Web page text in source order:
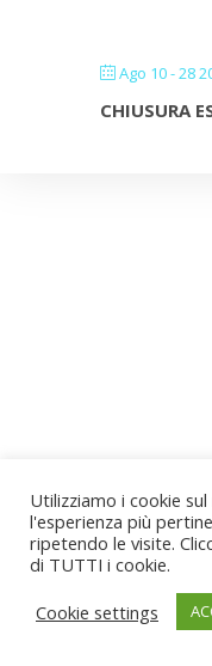
Ago 10 - 28
CHIUSURA
Utilizziamo i cookie
l'esperienza più
ripetendo le visite.
di TUTTI i cookie.
Cookie settings